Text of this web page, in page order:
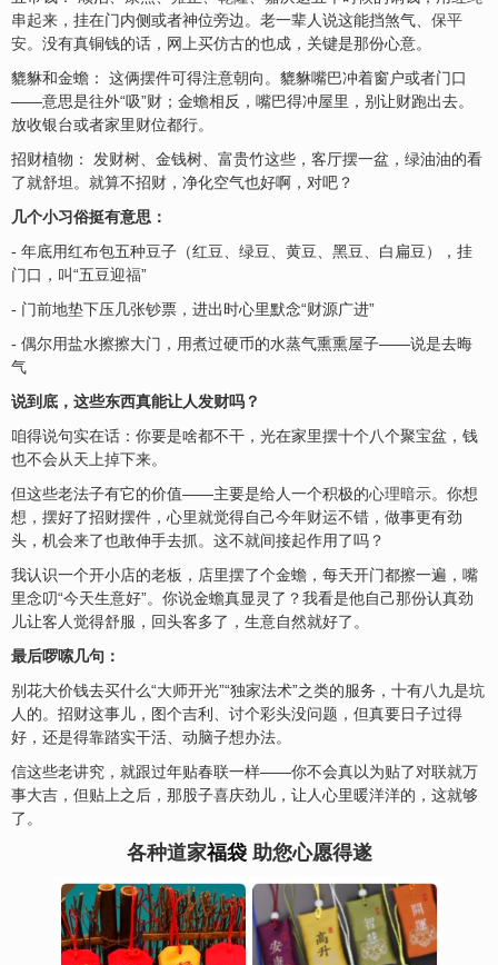
串起来，挂在门内侧或者神位旁边。老一辈人说这能挡煞气、 保平
安。没有真铜钱的话，网上买仿古的也成，关键是那份心意。
貔貅和金蟾： 这俩摆件可得注意朝向。貔貅嘴巴冲着窗户或者门口
——意思是往外“吸”财；金蟾相反，嘴巴得冲屋里，别让财跑出去。
放收银台或者家里财位都行。
招财植物： 发财树、金钱树、富贵竹这些，客厅摆一盆，绿油油的看
了就舒坦。就算不招财，净化空气也好啊，对吧？
几个小习俗挺有意思：
- 年底用红布包五种豆子（红豆、绿豆、黄豆、黑豆、白扁豆），挂
门口，叫“五豆迎福”
- 门前地垫下压几张钞票，进出时心里默念“财源广进”
- 偶尔用盐水擦擦大门，用煮过硬币的水蒸气熏熏屋子——说是去晦
气
说到底，这些东西真能让人发财吗？
咱得说句实在话：你要是啥都不干，光在家里摆十个八个聚宝盆，钱
也不会从天上掉下来。
但这些老法子有它的价值——主要是给人一个积极的心理暗示。你想
想，摆好了招财摆件，心里就觉得自己今年财运不错，做事更有劲
头，机会来了也敢伸手去抓。这不就间接起作用了吗？
我认识一个开小店的老板，店里摆了个金蟾，每天开门都擦一遍，嘴
里念叨“今天生意好”。你说金蟾真显灵了？我看是他自己那份认真劲
儿让客人觉得舒服，回头客多了，生意自然就好了。
最后啰嗦几句：
别花大价钱去买什么“大师开光”“独家法术”之类的服务，十有八九是坑
人的。招财这事儿，图个吉利、讨个彩头没问题，但真要日子过得
好，还是得靠踏实干活、动脑子想办法。
信这些老讲究，就跟过年贴春联一样——你不会真以为贴了对联就万
事大吉，但贴上之后，那股子喜庆劲儿，让人心里暖洋洋的，这就够
了。
各种道家福袋助您心愿得遂